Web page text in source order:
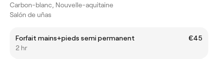
Carbon-blanc, Nouvelle-aquitaine
Salón de uñas
Forfait mains+pieds semi permanent
€45
2 hr